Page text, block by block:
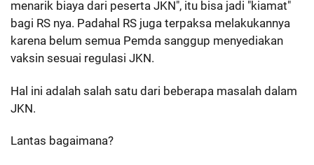
menarik biaya dari peserta JKN", itu bisa jadi "kiamat"
bagi RS nya. Padahal RS juga terpaksa melakukannya
karena belum semua Pemda sanggup menyediakan
vaksin sesuai regulasi JKN.
Hal ini adalah salah satu dari beberapa masalah dalam
JKN.
Lantas bagaimana?